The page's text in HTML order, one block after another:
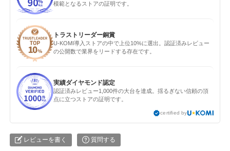
模範となるストアの証明です。
トラストリーダー銅賞
U-KOMI導入ストアの中で上位10%に選出。認証済みレビュー
の公開数で業界をリードする存在です。
実績ダイヤモンド認定
認証済みレビュー1,000件の大台を達成。揺るぎない信頼の頂
点に立つストアの証明です。
certified by
レビューを書く 質問する